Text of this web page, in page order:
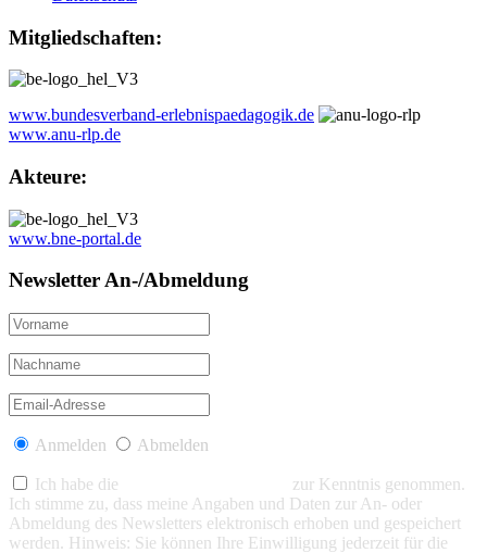
Mitgliedschaften:
www.bundesverband-erlebnispaedagogik.de
www.anu-rlp.de
Akteure:
www.bne-portal.de
Newsletter An-/Abmeldung
Anmelden Abmelden
Ich habe die
zur Kenntnis genommen.
Ich stimme zu, dass meine Angaben und Daten zur An- oder
Abmeldung des Newsletters elektronisch erhoben und gespeichert
werden. Hinweis: Sie können Ihre Einwilligung jederzeit für die